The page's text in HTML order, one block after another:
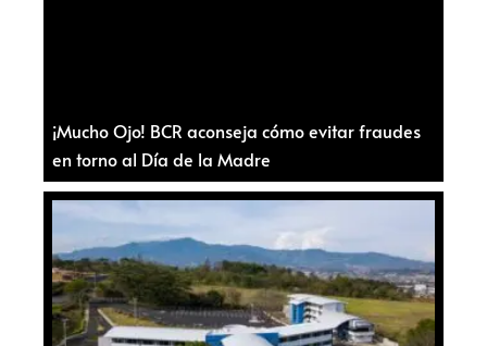
¡Mucho Ojo! BCR aconseja cómo evitar fraudes
en torno al Día de la Madre